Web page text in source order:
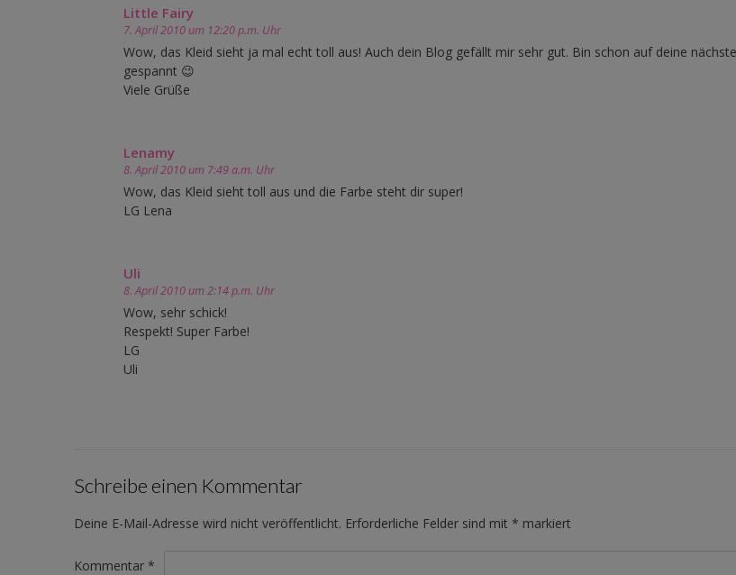
Little Fairy
7. April 2010 um 12:20 p.m. Uhr
Wow, das Kleid sieht ja mal echt toll aus! Auch dein Blog gefällt mir sehr gut. Bin schon auf deine
gespannt 😉
Viele Grüße
Lenamy
8. April 2010 um 7:49 a.m. Uhr
Wow, das Kleid sieht toll aus und die Farbe steht dir super!
LG Lena
Uli
8. April 2010 um 2:14 p.m. Uhr
Wow, sehr schick!
Respekt! Super Farbe!
LG
Uli
Schreibe einen Kommentar
Deine E-Mail-Adresse wird nicht veröffentlicht. Erforderliche Felder sind mit * markiert
Kommentar *